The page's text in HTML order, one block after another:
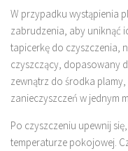
W przypadku wystąpienia
zabrudzenia, aby uniknąć
tapicerkę do czyszczenia,
czyszczący, dopasowany
zewnątrz do środka
zanieczyszczeń w jednym
Po czyszczeniu upewnij
temperaturze pokojowej.